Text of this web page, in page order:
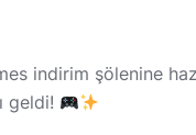
indirim şölenine
geldi!